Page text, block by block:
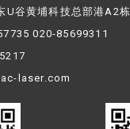
U谷黄埔科技总部港A2栋
020-85699311
laser.com